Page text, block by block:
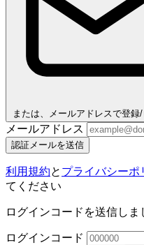
または、メールアドレスで登録
メールアドレス
認証メールを送信
利用規約と プライバシーポ
てください
ログインコードを送信しま
ログインコード